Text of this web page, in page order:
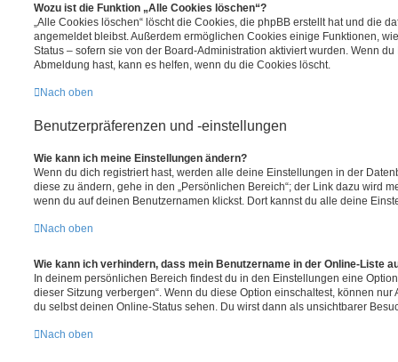
Wozu ist die Funktion „Alle Cookies löschen“?
„Alle Cookies löschen“ löscht die Cookies, die phpBB erstellt hat und die
angemeldet bleibst. Außerdem ermöglichen Cookies einige Funktionen,
Status – sofern sie von der Board-Administration aktiviert wurden. Wenn
Abmeldung hast, kann es helfen, wenn du die Cookies löscht.
Nach oben
Benutzerpräferenzen und -einstellungen
Wie kann ich meine Einstellungen ändern?
Wenn du dich registriert hast, werden alle deine Einstellungen in der
diese zu ändern, gehe in den „Persönlichen Bereich“; der Link dazu wird
wenn du auf deinen Benutzernamen klickst. Dort kannst du alle deine
Nach oben
Wie kann ich verhindern, dass mein Benutzername in der Online-Liste
In deinem persönlichen Bereich findest du in den Einstellungen eine
dieser Sitzung verbergen“. Wenn du diese Option einschaltest, können
du selbst deinen Online-Status sehen. Du wirst dann als unsichtbarer
Nach oben